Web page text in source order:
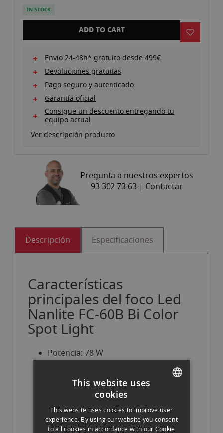
IN STOCK
ADD TO CART
Envío 24-48h* gratuito desde 499€
Devoluciones gratuitas
Pago seguro y autenticado
Garantía oficial
Consigue un descuento entregando tu
equipo actual
Ver descripción producto
Pregunta a nuestros expertos
93 302 73 63 | Contactar
Descripción Especificaciones
Características
principales del foco Led
Nanlite FC-60B Bi Color
Spot Light
Potencia: 78 W
Rango de temperatura de color:
2700K-6500K
Múltiples métodos de control
12 efectos especiales incorporados
ENGLISH
CATALAN
This website uses
cookies
This website uses cookies to improve user
experience. By using our website you consent
to all cookies in accordance with our Cookie